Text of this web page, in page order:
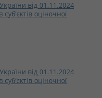
від 01.11.2024
оціночної
від 01.11.2024
оціночної